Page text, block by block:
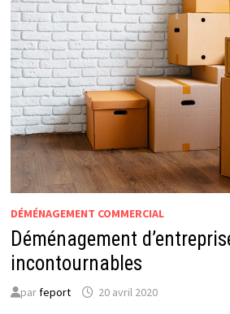
DÉMÉNAGEMENT COMMERCIAL
Déménagement
incontournables
parfeport 20 avril 2020